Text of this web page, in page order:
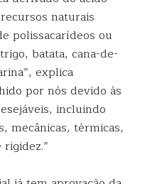
naturais
polissacarídeos ou
batata, cana-de-
explica
por nós devido às
incluindo
mecânicas, térmicas,